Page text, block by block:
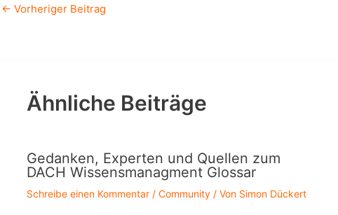
← Vorheriger Beitrag
Ähnliche Beiträge
Gedanken, Experten und Quellen zum
DACH Wissensmanagment Glossar
Schreibe einen Kommentar / Community/ Von Simon Dückert